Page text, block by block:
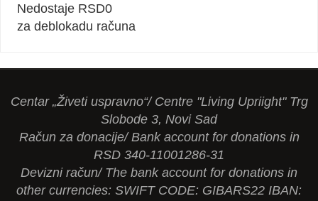
Nedostaje RSD0
za deblokadu računa
Centar „Živeti uspravno“/ Centre "Living Upriight" Trg
Slobode 3, Novi Sad
Račun za donacije/ Bank account for donations in
RSD 340-11001286-31
Devizni račun/ The bank account for donations in
other currencies: SWIFT CODE: GIBARS22 IBAN: